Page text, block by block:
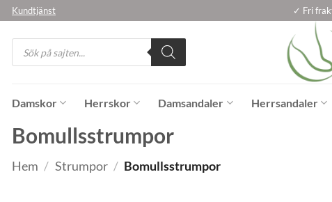
Skip
content
Kundtjänst ✓ Fri
Products
search
Damskor Herrskor Damsandaler Herrsandaler
Bomullsstrumpor
Hem / Strumpor / Bomullsstrumpor